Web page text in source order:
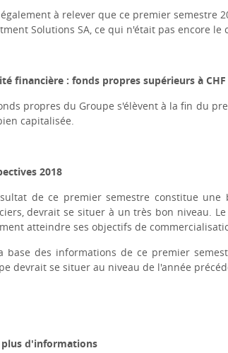
à relever que ce premier semestre
Solutions SA, ce qui n'était pas encore
financière : fonds propres supérieurs à
propres du Groupe s'élèvent à la fin du
capitalisée.
2018
de ce premier semestre constitue une
devrait se situer à un très bon niveau.
atteindre ses objectifs de
base des informations de ce premier
devrait se situer au niveau de l'année
plus d'informations